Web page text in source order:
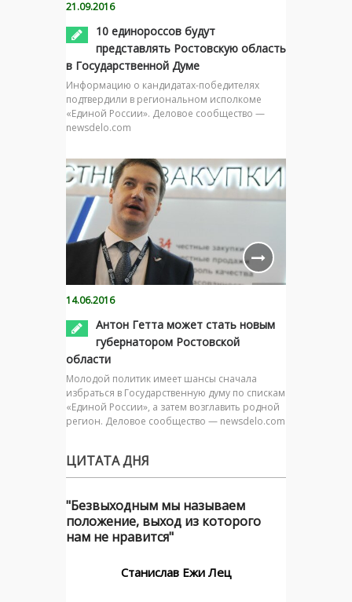
21.09.2016
10 единороссов будут
представлять Ростовскую область
в Государственной Думе
Информацию о кандидатах-победителях
подтвердили в региональном исполкоме
«Единой России». Деловое сообщество —
newsdelo.com
14.06.2016
Антон Гетта может стать новым
губернатором Ростовской
области
Молодой политик имеет шансы сначала
избраться в Государственную думу по спискам
«Единой России», а затем возглавить родной
регион. Деловое сообщество — newsdelo.com
ЦИТАТА ДНЯ
"Безвыходным мы называем
положение, выход из которого
нам не нравится"
Станислав Ежи Лец